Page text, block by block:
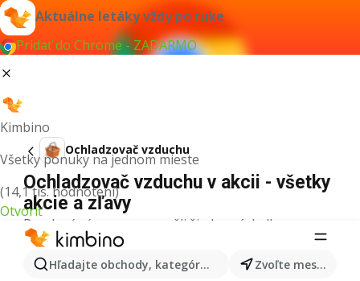
Aktuálne letáky vždy po ruke
Pridať do Chrome - ZADARMO
Kimbino
Všetky ponuky na jednom mieste
(14,1 tis. hodnotení)
Otvoriť
Hľadajte obchody, kategórie, produkty... Zvoľte mesto
Ochladzovač vzduchu
Ochladzovač vzduchu v akcii - všetky
akcie a zľavy
Pre daný výraz sme nenašli žiadne výsledky.
Ďalšie obľúbené produkty
Samsung Xiaomi Apple Watch